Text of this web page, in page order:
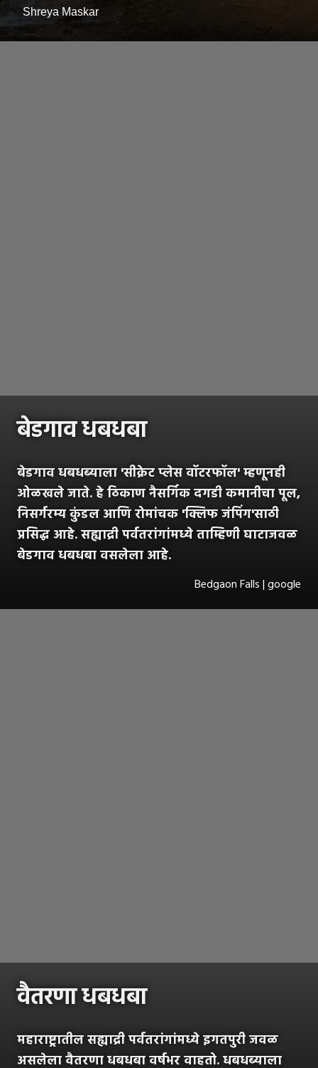
Shreya Maskar
बेडगाव धबधबा
बेडगाव धबधब्याला 'सीक्रेट प्लेस वॉटरफॉल' म्हणूनही
ओळखले जाते. हे ठिकाण नैसर्गिक दगडी कमानीचा पूल,
निसर्गरम्य कुंडल आणि रोमांचक 'क्लिफ जंपिंग'साठी
प्रसिद्ध आहे. सह्याद्री पर्वतरांगांमध्ये ताम्हिणी घाटाजवळ
बेडगाव धबधबा वसलेला आहे.
Bedgaon Falls | google
वैतरणा धबधबा
महाराष्ट्रातील सह्याद्री पर्वतरांगांमध्ये इगतपुरी जवळ
असलेला वैतरणा धबधबा वर्षभर वाहतो. धबधब्याला